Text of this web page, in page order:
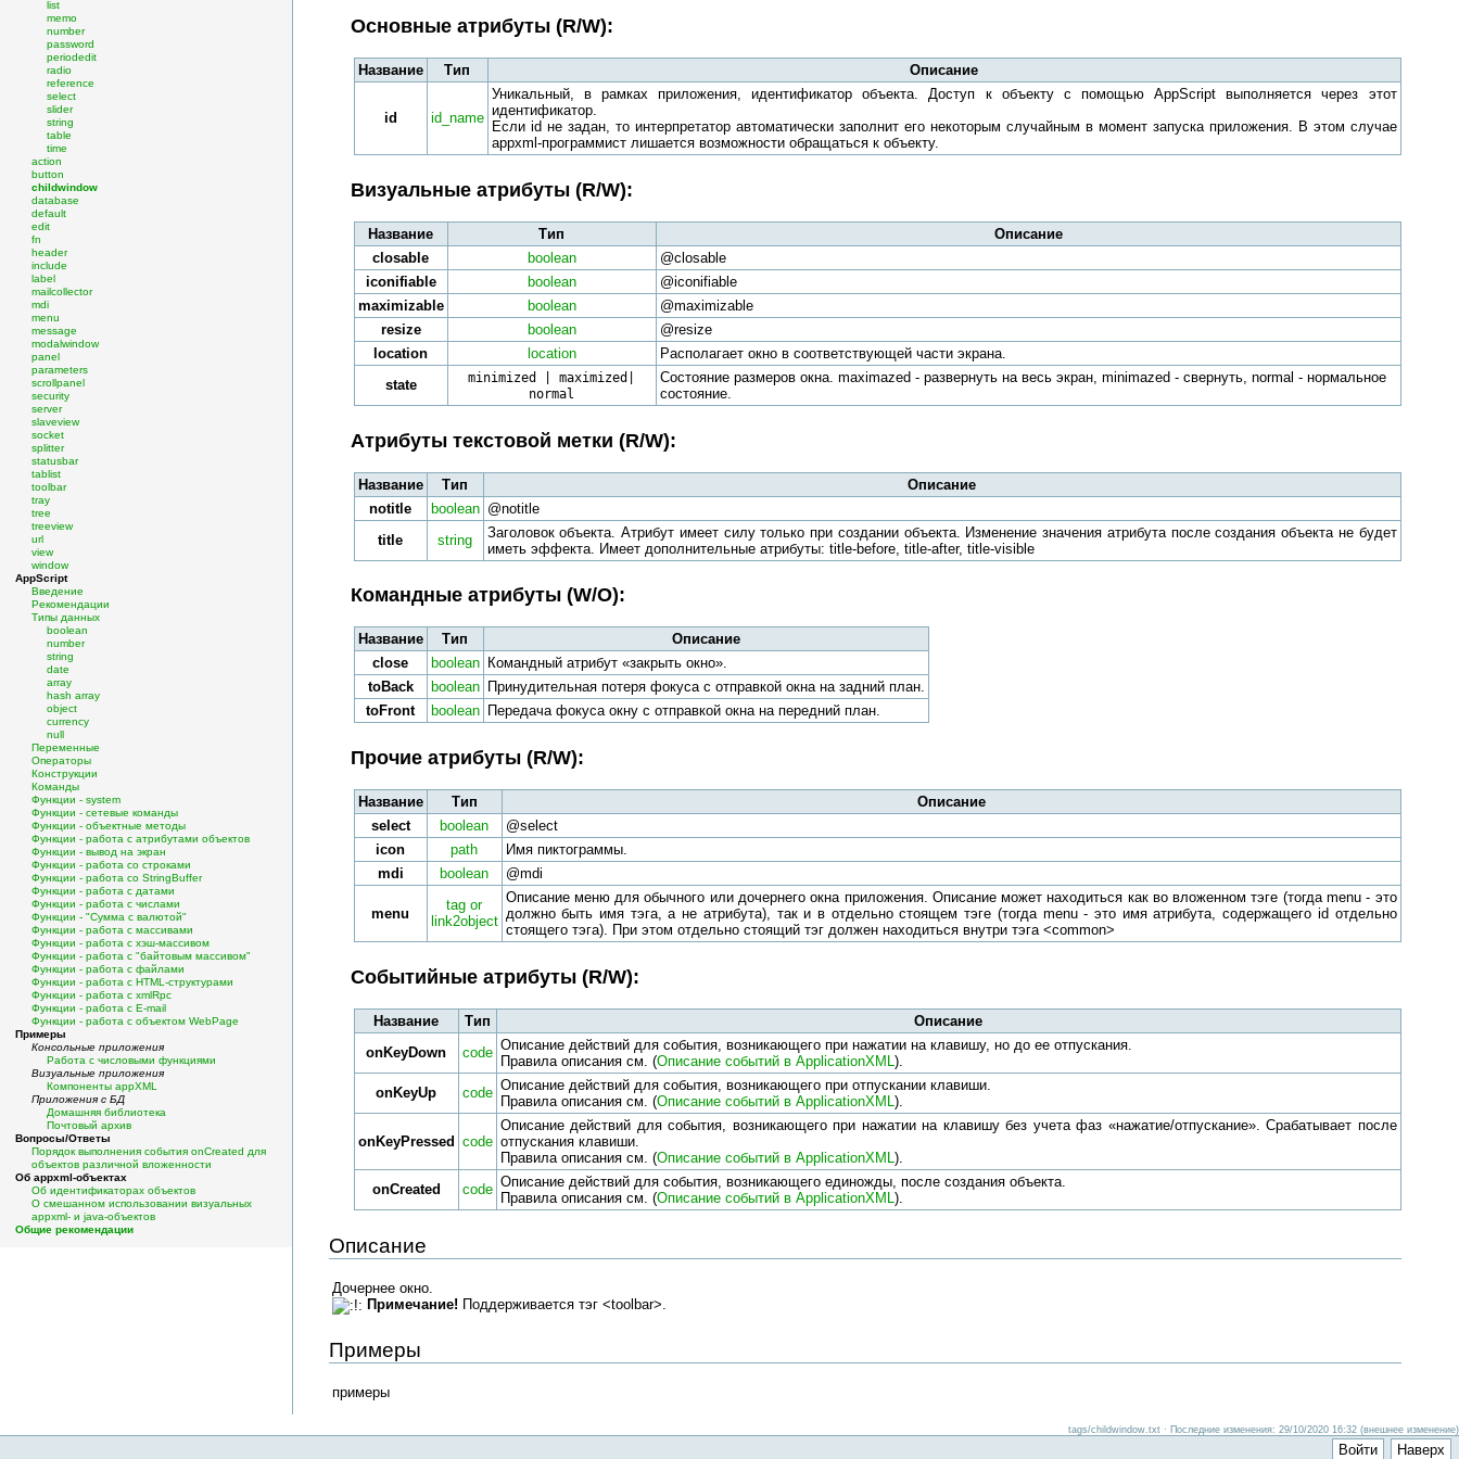
list
memo
number
password
periodedit
radio
reference
select
slider
string
table
time
action
button
childwindow
database
default
edit
fn
header
include
label
mailcollector
mdi
menu
message
modalwindow
panel
parameters
scrollpanel
security
server
slaveview
socket
splitter
statusbar
tablist
toolbar
tray
tree
treeview
url
view
window
AppScript
Введение
Рекомендации
Типы данных
boolean
number
string
date
array
hash array
object
currency
null
Переменные
Операторы
Конструкции
Команды
Функции - system
Функции - сетевые команды
Функции - объектные методы
Функции - работа с атрибутами объектов
Функции - вывод на экран
Функции - работа со строками
Функции - работа со StringBuffer
Функции - работа с датами
Функции - работа с числами
Функции - "Сумма с валютой"
Функции - работа с массивами
Функции - работа с хэш-массивом
Функции - работа с "байтовым массивом"
Функции - работа с файлами
Функции - работа с HTML-структурами
Функции - работа с xmlRpc
Функции - работа с E-mail
Функции - работа с объектом WebPage
Примеры
Консольные приложения
Работа с числовыми функциями
Визуальные приложения
Компоненты appXML
Приложения с БД
Домашняя библиотека
Почтовый архив
Вопросы/Ответы
Порядок выполнения события onCreated для
объектов различной вложенности
Об appxml-объектах
Об идентификаторах объектов
О смешанном использовании визуальных
appxml- и java-объектов
Общие рекомендации
Основные атрибуты (R/W):
Название Тип Описание
id id_name
Уникальный, в рамках приложения, идентификатор объекта. Доступ к объекту с помощью AppScript выполняется через этот
идентификатор.
Если id не задан, то интерпретатор автоматически заполнит его некоторым случайным в момент запуска приложения. В этом случае
appxml-программист лишается возможности обращаться к объекту.
Визуальные атрибуты (R/W):
Название Тип
Описание
closable
boolean
@closable
iconifiable
boolean
@iconifiable
maximizable
boolean
@maximizable
resize
boolean
@resize
location
location
Располагает окно в соответствующей части экрана.
state
minimized | maximized|
normal
Состояние размеров окна. maximazed - развернуть на весь экран, minimazed - свернуть, normal - нормальное
состояние.
Атрибуты текстовой метки (R/W):
Название Тип
Описание
notitle
boolean @notitle
title
string
Заголовок объекта. Атрибут имеет силу только при создании объекта. Изменение значения атрибута после создания объекта не будет
иметь эффекта. Имеет дополнительные атрибуты: title-before, title-after, title-visible
Командные атрибуты (W/O):
Название Тип
Описание
close
boolean
Командный атрибут «закрыть окно».
toBack
boolean
Принудительная потеря фокуса с отправкой окна на задний план.
toFront
boolean Передача фокуса окну с отправкой окна на передний план.
Прочие атрибуты (R/W):
Название Тип
Описание
select
boolean
@select
icon
path
Имя пиктограммы.
mdi
boolean @mdi
menu
tag or
link2object
Описание меню для обычного или дочернего окна приложения. Описание может находиться как во вложенном тэге (тогда menu - это
должно быть имя тэга, а не атрибута), так и в отдельно стоящем тэге (тогда menu - это имя атрибута, содержащего id отдельно
стоящего тэга). При этом отдельно стоящий тэг должен находиться внутри тэга <common>
Событийные атрибуты (R/W):
Название Тип
Описание
onKeyDown
code Описание действий для события, возникающего при нажатии на клавишу, но до ее отпускания.
Правила описания см. (Описание событий в ApplicationXML ).
onKeyUp
code Описание действий для события, возникающего при отпускании клавиши.
Правила описания см. (Описание событий в ApplicationXML ).
onKeyPressed code
Описание действий для события, возникающего при нажатии на клавишу без учета фаз «нажатие/отпускание». Срабатывает после
отпускания клавиши.
Правила описания см. (Описание событий в ApplicationXML ).
onCreated
code Описание действий для события, возникающего единожды, после создания объекта.
Правила описания см. (Описание событий в ApplicationXML ).
Описание
Дочернее окно.
Примечание! Поддерживается тэг <toolbar>.
Примеры
примеры
tags/childwindow.txt · Последние изменения: 29/10/2020 16:32 (внешнее изменение)